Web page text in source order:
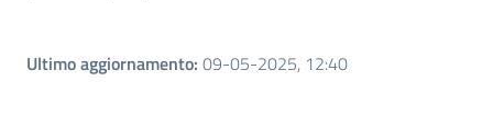
Ultimo aggiornamento: 09-05-2025, 12:40